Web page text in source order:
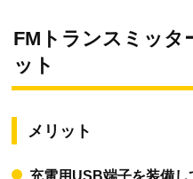
FMトランスミッタ
ット
メリット